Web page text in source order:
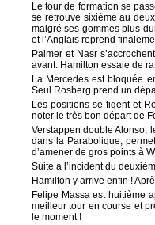
Le tour de formation se
se retrouve sixième au
malgré ses gommes plus
et l’Anglais reprend
Palmer et Nasr
avant. Hamilton essaie de
La Mercedes est bloquée
Seul Rosberg prend un
Les positions se figent et
noter le très bon départ de
Verstappen double Alonso,
dans la Parabolique,
d’amener de gros points à
Suite à l’incident du
Hamilton y arrive enfin !
Felipe Massa est huitième
meilleur tour en course et
le moment !